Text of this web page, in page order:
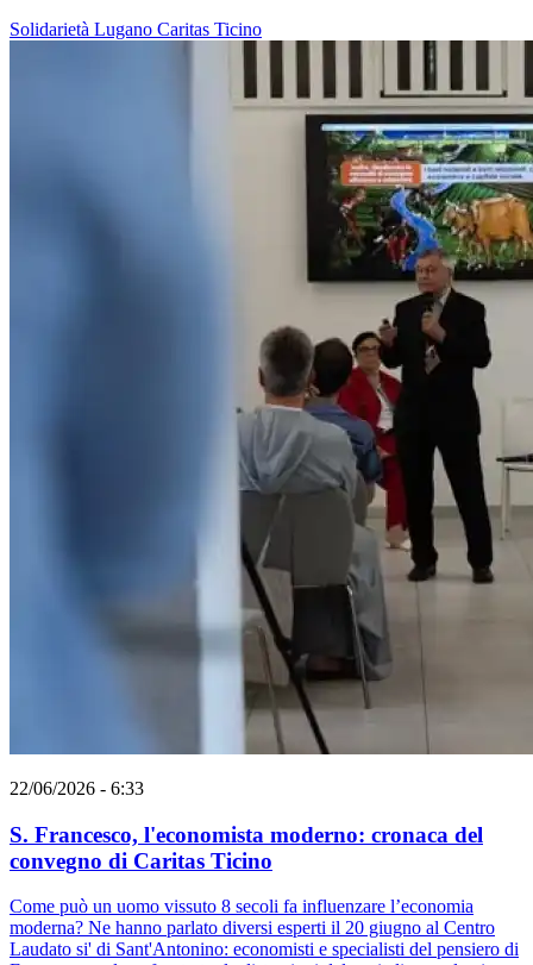
Solidarietà Lugano Caritas Ticino
22/06/2026 - 6:33
S. Francesco, l'economista moderno: cronaca del
convegno di Caritas Ticino
Come può un uomo vissuto 8 secoli fa influenzare l’economia
moderna? Ne hanno parlato diversi esperti il 20 giugno al Centro
Laudato si' di Sant'Antonino: economisti e specialisti del pensiero di